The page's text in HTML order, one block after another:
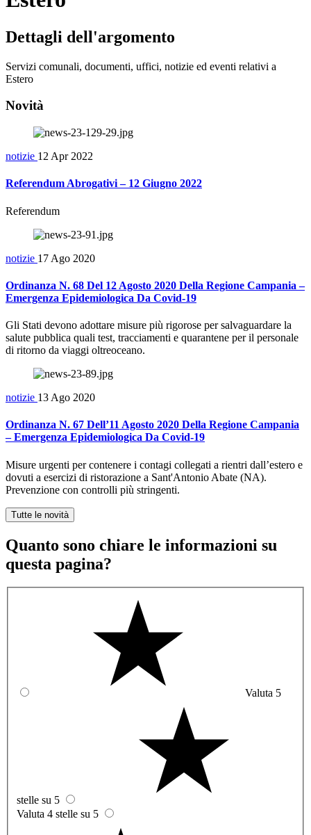
Dettagli dell'argomento
Servizi comunali, documenti, uffici, notizie ed eventi relativi a
Estero
Novità
notizie 12 Apr 2022
Referendum Abrogativi – 12 Giugno 2022
Referendum
notizie 17 Ago 2020
Ordinanza N. 68 Del 12 Agosto 2020 Della Regione Campania –
Emergenza Epidemiologica Da Covid-19
Gli Stati devono adottare misure più rigorose per salvaguardare la
salute pubblica quali test, tracciamenti e quarantene per il personale
di ritorno da viaggi oltreoceano.
notizie 13 Ago 2020
Ordinanza N. 67 Dell’11 Agosto 2020 Della Regione Campania
– Emergenza Epidemiologica Da Covid-19
Misure urgenti per contenere i contagi collegati a rientri dall’estero e
dovuti a esercizi di ristorazione a Sant'Antonio Abate (NA).
Prevenzione con controlli più stringenti.
Tutte le novità
Quanto sono chiare le informazioni su
questa pagina?
Valuta 5
stelle su 5
Valuta 4 stelle su 5